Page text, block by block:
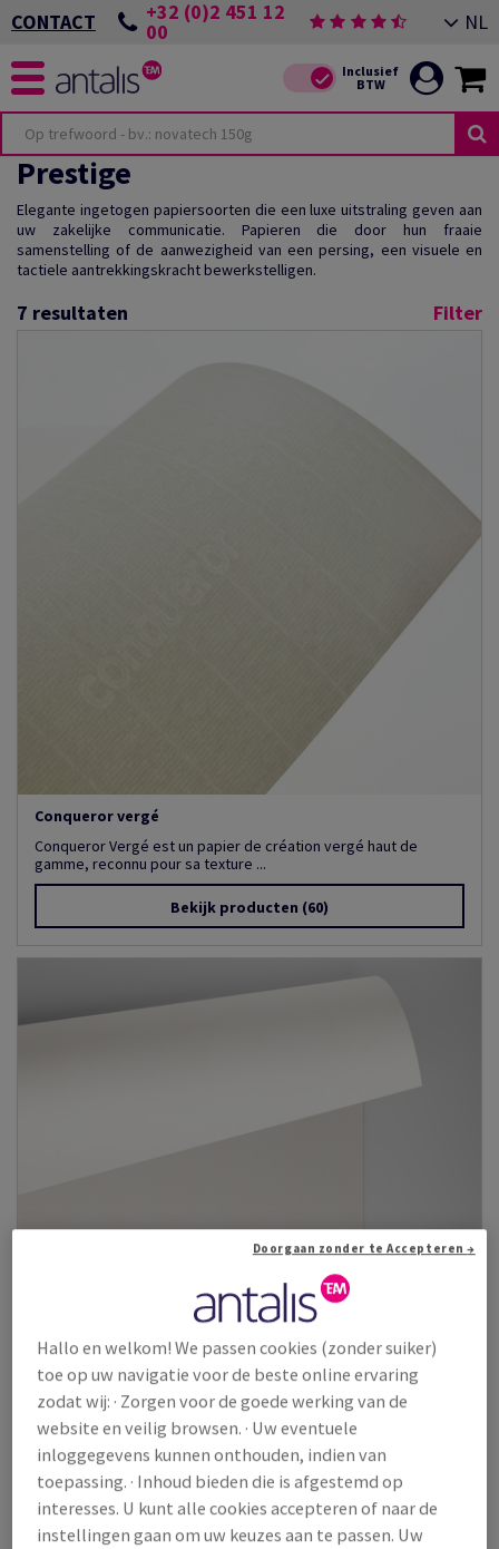
CONTACT +32 (0)2 451 12
00 NL
Prestige
Elegante ingetogen papiersoorten die een luxe uitstraling geven aan
uw zakelijke communicatie. Papieren die door hun fraaie
samenstelling of de aanwezigheid van een persing, een visuele en
tactiele aantrekkingskracht bewerkstelligen.
7 resultaten Filter
Conqueror vergé
Conqueror Vergé est un papier de création vergé haut de
gamme, reconnu pour sa texture ...
Bekijk producten (60)
Conqueror Wove is een premium velijn creatief papier met een
glad oppervlak en herkenba...
Bekijk producten(51)
Hallo en welkom! We passen cookies (zonder suiker)
toe op uw navigatie voor de beste online ervaring
zodat wij: · Zorgen voor de goede werking van de
website en veilig browsen. · Uw eventuele
inloggegevens kunnen onthouden, indien van
toepassing. · Inhoud bieden die is afgestemd op
interesses. U kunt alle cookies accepteren of naar de
instellingen gaan om uw keuzes aan te passen. Uw
Doorgaan zonder te Accepteren →